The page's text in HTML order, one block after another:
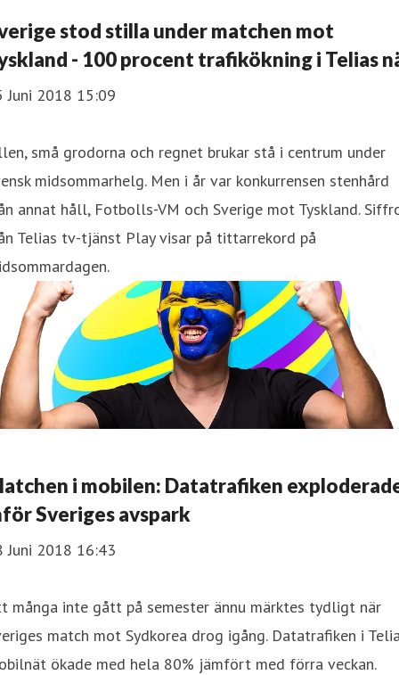
stod stilla under matchen mot
- 100 procent trafikökning i Telias
Juni 2018 15:09
små grodorna och regnet brukar stå i centrum under
midsommarhelg. Men i år var konkurrensen stenhård
annat håll, Fotbolls-VM och Sverige mot Tyskland.
Telias tv-tjänst Play visar på tittarrekord på
i mobilen: Datatrafiken
Sveriges avspark
Juni 2018 16:43
många inte gått på semester ännu märktes tydligt när
match mot Sydkorea drog igång. Datatrafiken i
ökade med hela 80% jämfört med förra veckan.